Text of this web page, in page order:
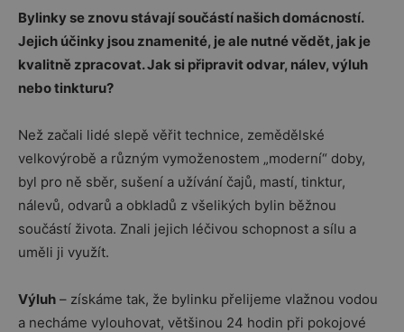
Bylinky se znovu stávají součástí našich domácností.
Jejich účinky jsou znamenité, je ale nutné vědět, jak je
kvalitně zpracovat. Jak si připravit odvar, nálev, výluh
nebo tinkturu?
Než začali lidé slepě věřit technice, zemědělské
velkovýrobě a různým vymoženostem „moderní“ doby,
byl pro ně sběr, sušení a užívání čajů, mastí, tinktur,
nálevů, odvarů a obkladů z všelikých bylin běžnou
součástí života. Znali jejich léčivou schopnost a sílu a
uměli ji využít.
Výluh – získáme tak, že bylinku přelijeme vlažnou vodou
a necháme vylouhovat, většinou 24 hodin při pokojové